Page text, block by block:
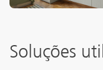
Soluções